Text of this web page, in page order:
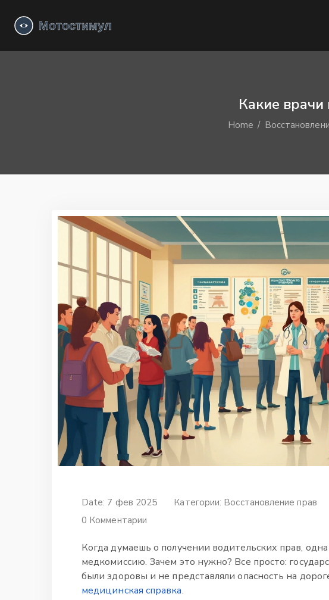
Какие
Home
Date: 7 фев 2025 Категории: Восстановление прав
0 Комментарии
Когда думаешь о получении водительских прав,
медкомиссию. Зачем это нужно? Все просто:
были здоровы и не представляли опасность на
медицинская справка.